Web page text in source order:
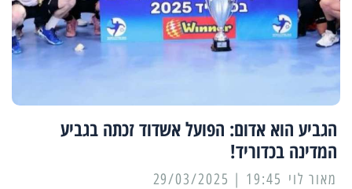
הגביע הוא אדום: הפועל אשדוד זכתה בגביע
המדינה בכדוריד!
מאור לוי 19:45 | 29/03/2025